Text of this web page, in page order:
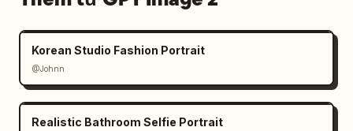
Korean Studio Fashion Portrait
@Johnn
Realistic Bathroom Selfie Portrait